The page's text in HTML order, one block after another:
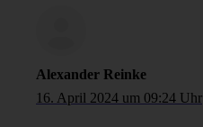
Alexander Reinke
16. April 2024 um 09:24 Uhr